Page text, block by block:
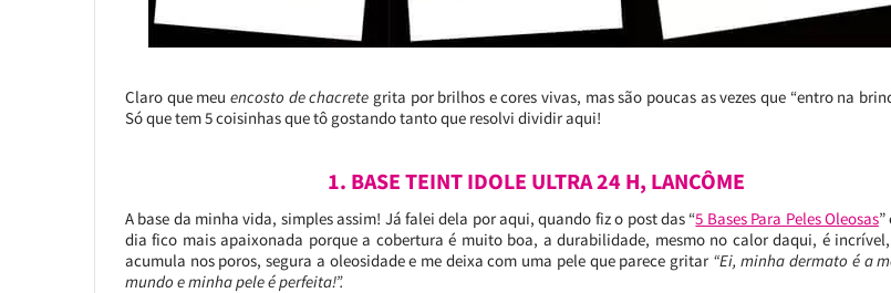
Claro que meu encosto de chacrete grita por brilhos e cores vivas, mas são poucas as vezes que “entro na
Só que tem 5 coisinhas que tô gostando tanto que resolvi dividir aqui!
1. BASE TEINT IDOLE ULTRA 24 H, LANCÔME
A base da minha vida, simples assim! Já falei dela por aqui, quando fiz o post das “5 Bases Para Peles Oleosas”
dia fico mais apaixonada porque a cobertura é muito boa, a durabilidade, mesmo no calor daqui, é
acumula nos poros, segura a oleosidade e me deixa com uma pele que parece gritar “Ei, minha dermato é a
mundo e minha pele é perfeita!”.